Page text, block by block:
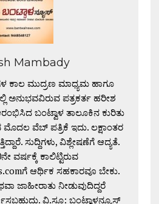
Mambady
ಕಾಲ ಮುದ್ರಣ ಮಾಧ್ಯಮ ಹಾಗೂ
ಪತ್ರಕರ್ತ ಹರೀಶ
ಬಂಟ್ವಾಳ ತಾಲೂಕಿನ ಕುರಿತು
ಮೊದಲ ವೆಬ್ ಪತ್ರಿಕೆ ಇದು. ಲಕ್ಷಾಂತರ
ಸುದ್ದಿಗಳು, ವಿಶ್ಲೇಷಣೆಗೆ ಆದ್ಯತೆ.
ವರ್ಷಕ್ಕೆ ಕಾಲಿಟ್ಟಿರುವ
ಆರ್ಥಿಕ ಸಹಕಾರವೂ ಬೇಕು.
ಜಾಹೀರಾತು ನೀಡುವುದಿದ್ದರೆ
ವಿ.ಸೂ: ಬಂಟ್ವಾಳನ್ಯೂಸ್